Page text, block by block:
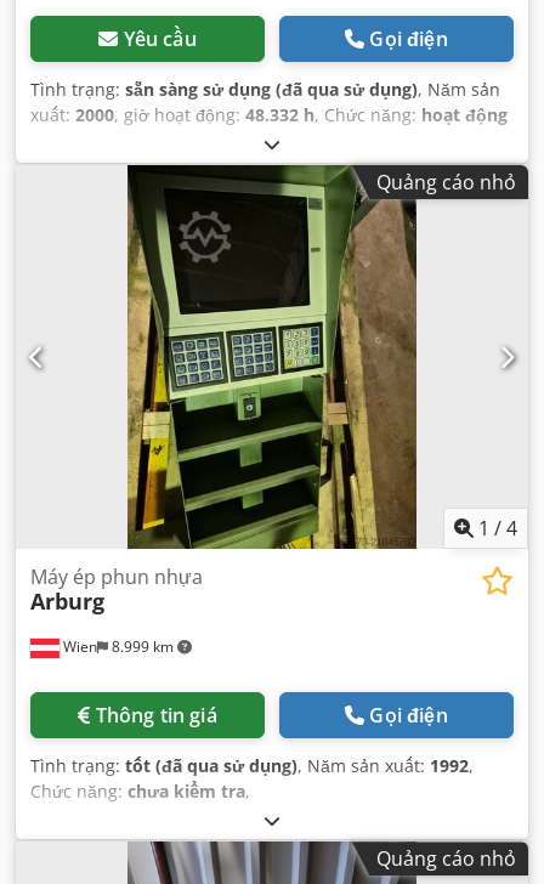
Yêu cầu Gọi điện
Tình trạng: sẵn sàng sử dụng (đã qua sử dụng), Năm sản
xuất: 2000, giờ hoạt động: 48.332 h, Chức năng: hoạt động
, số máy/phương tiện:
vít:30 mm, tần số đầu vào:50 Hz, điện áp đầu vào:400 V,
dòng điện đầu vào:79 A, Quảng cáo nhỏ
1 /4
Wien 8.999 km
Máy ép phun nhựa
Arburg
Thông tin giá Gọi điện
Tình trạng: tốt (đã qua sử dụng), Năm sản xuất: 1992,
Chức năng: chưa kiểm tra,
Quảng cáo nhỏ